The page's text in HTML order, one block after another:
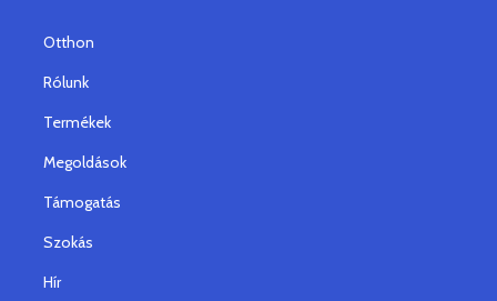
Otthon
Rólunk
Termékek
Megoldások
Támogatás
Szokás
Hír